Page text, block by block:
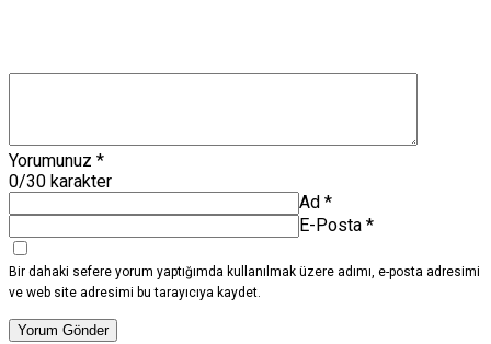
Yorumunuz *
0/30 karakter
Ad *
E-Posta *
Bir dahaki sefere yorum yaptığımda kullanılmak üzere adımı, e-posta adresimi
ve web site adresimi bu tarayıcıya kaydet.
Yorum Gönder